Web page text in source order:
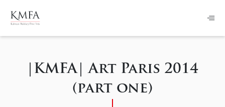
|KMFA| Art Paris 2014
(part one)